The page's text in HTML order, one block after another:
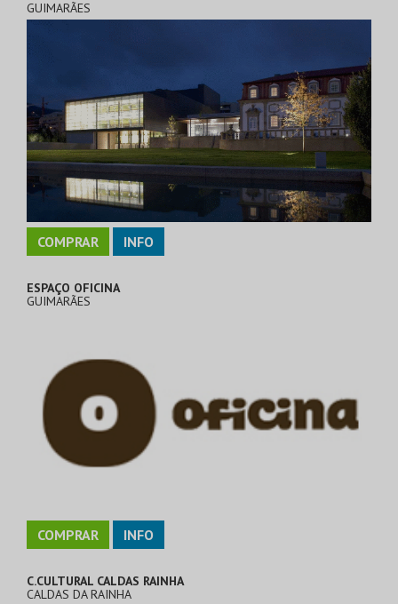
GUIMARÃES
COMPRAR INFO
ESPAÇO OFICINA
GUIMARÃES
COMPRAR INFO
C.CULTURAL CALDAS RAINHA
CALDAS DA RAINHA